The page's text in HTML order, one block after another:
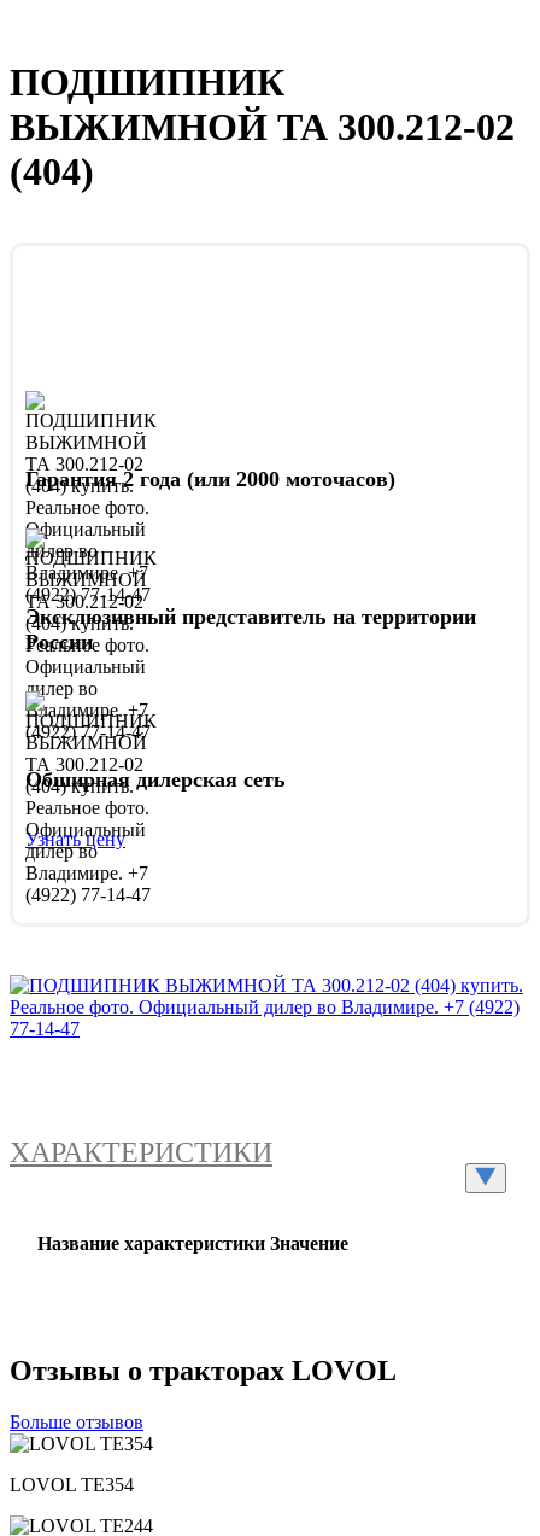
ПОДШИПНИК
ВЫЖИМНОЙ ТА 300.212-02
(404)
Гарантия 2 года (или 2000 моточасов)
Эксклюзивный представитель на территории
России
Обширная дилерская сеть
Узнать цену
ХАРАКТЕРИСТИКИ
Название характеристики Значение
Отзывы о тракторах LOVOL
Больше отзывов
LOVOL TЕ354